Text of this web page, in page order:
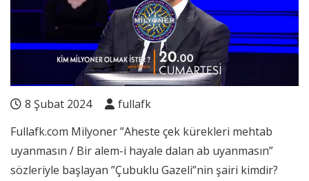
8 Şubat 2024
fullafk
Fullafk.com Milyoner ”Aheste çek kürekleri mehtab
uyanmasın / Bir alem-i hayale dalan ab uyanmasın”
sözleriyle başlayan ”Çubuklu Gazeli”nin şairi kimdir?